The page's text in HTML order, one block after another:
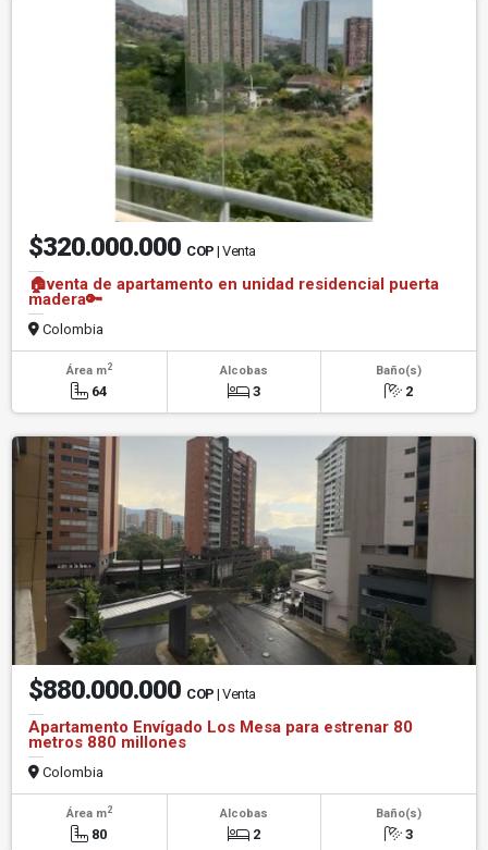
$320.000.000 COP | Venta
🏠venta de apartamento en unidad residencial puerta
madera🔑
Colombia
Área m2
64
Alcobas
3
Baño(s)
2
$880.000.000 COP | Venta
Apartamento Envígado Los Mesa para estrenar 80
metros 880 millones
Colombia
Área m2
80
Alcobas
2
Baño(s)
3